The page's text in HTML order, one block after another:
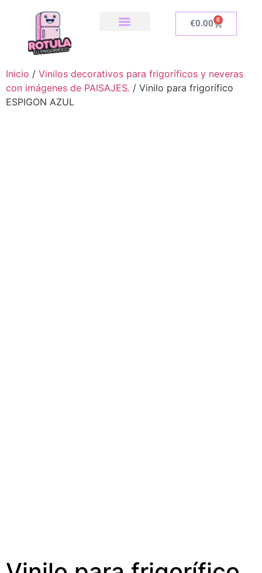
€0.00 0
Inicio / Vinilos decorativos para frigoríficos y neveras
con imágenes de PAISAJES. / Vinilo para frigorífico
ESPIGON AZUL